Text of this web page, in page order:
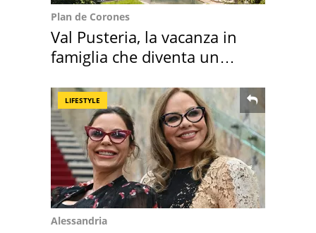
Plan de Corones
Val Pusteria, la vacanza in
famiglia che diventa un
LIFESTYLE
Alessandria